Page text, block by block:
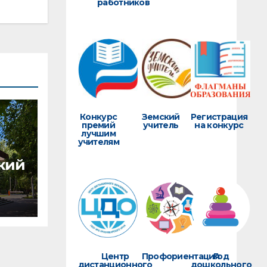
работников
Конкурс
премий
лучшим
учителям
Земский
учитель
Регистрация
на конкурс
Центр
дистанционного
ПрофориентацияГод
дошкольного